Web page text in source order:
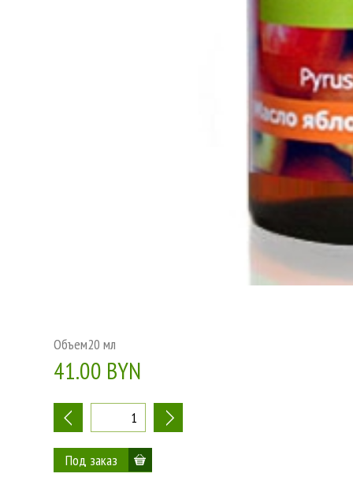
Объем20 мл
41.00 BYN
- +